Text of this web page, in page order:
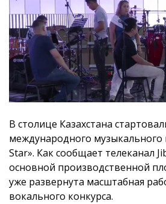
В столице Казахстана
международного музыкального
Star». Как сообщает телеканал
основной производственной
уже развернута масштабная
вокального конкурса.